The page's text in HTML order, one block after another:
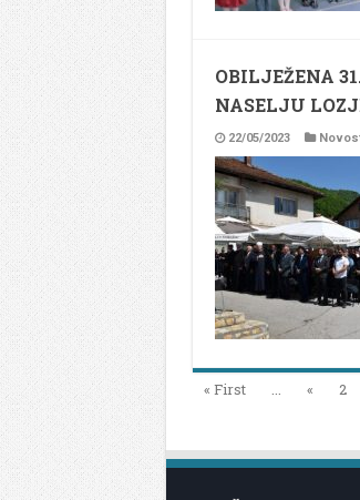
OBILJEŽENA
NASELJU
22/05/2023
« First ... « 2